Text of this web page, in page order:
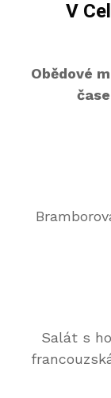
V
Obědové
Salát s